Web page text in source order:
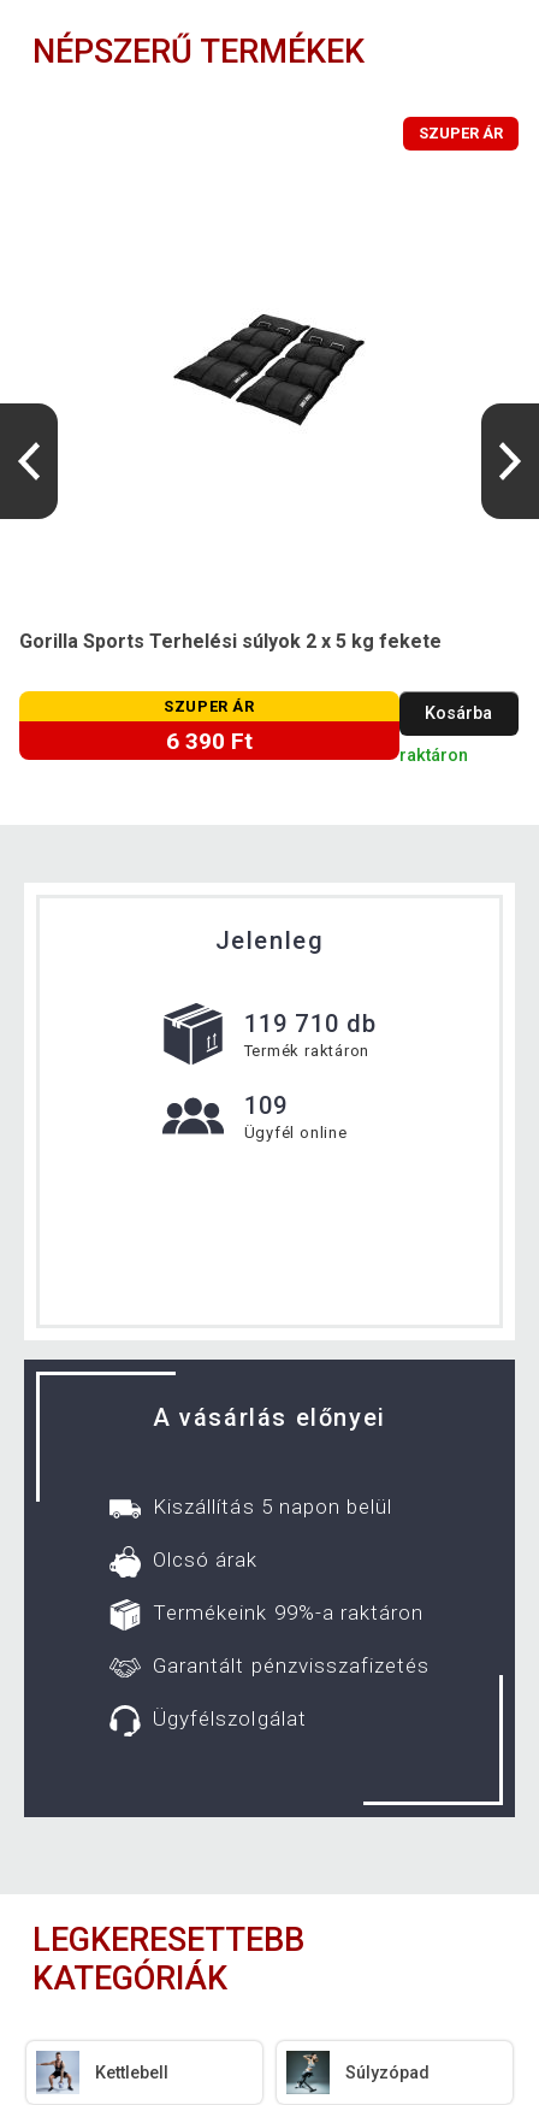
NÉPSZERŰ TERMÉKEK
SZUPER ÁR
Gorilla Sports Terhelési súlyok 2 x 5 kg fekete
SZUPER ÁR
6 390 Ft
Kosárba
raktáron
Jelenleg
119 710 db
Termék raktáron
109
Ügyfél online
A vásárlás előnyei
Kiszállítás 5 napon belül
Olcsó árak
Termékeink 99%-a raktáron
Garantált pénzvisszafizetés
Ügyfélszolgálat
LEGKERESETTEBB
KATEGÓRIÁK
Kettlebell Súlyzópad